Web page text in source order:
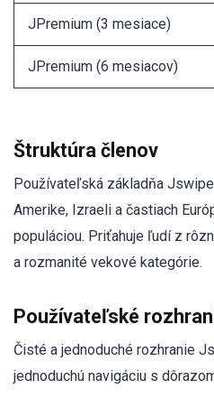
JPremium (3 mesiace)
JPremium (6 mesiacov)
Štruktúra členov
Používateľská základňa
Amerike, Izraeli a častiach
populáciou. Priťahuje ľudí z
a rozmanité vekové kategórie.
Používateľské
Čisté a jednoduché rozhranie
jednoduchú navigáciu s